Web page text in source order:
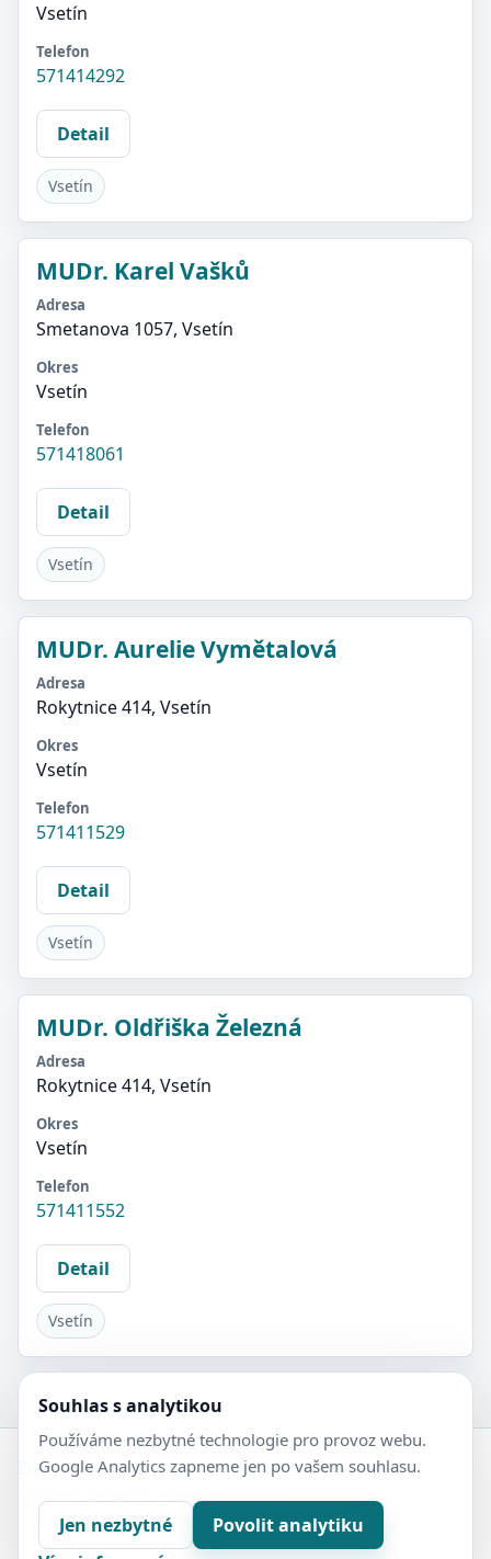
Vsetín
Telefon
571414292
Detail
Vsetín
MUDr. Karel Vašků
Adresa
Smetanova 1057, Vsetín
Okres
Vsetín
Telefon
571418061
Detail
Vsetín
MUDr. Aurelie Vymětalová
Adresa
Rokytnice 414, Vsetín
Okres
Vsetín
Telefon
571411529
Detail
Vsetín
MUDr. Oldřiška Železná
Adresa
Rokytnice 414, Vsetín
Okres
Vsetín
Telefon
571411552
Detail
Vsetín
Zubní-lékaři.cz
Veřejný adresář zubních ordinací.
Kontakt
Nastavení soukromí
Souhlas s analytikou
Používáme nezbytné technologie pro provoz webu.
Google Analytics zapneme jen po vašem souhlasu.
Jen nezbytné
Povolit analytiku